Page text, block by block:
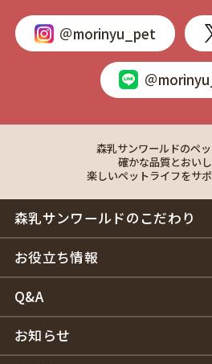
＠morinyu_pet
＠
森乳サンワールドのペ
確かな品質とおいし
楽しいペットライフをサポ
森乳サンワールドのこだわり
お役立ち情報
Q&A
お知らせ